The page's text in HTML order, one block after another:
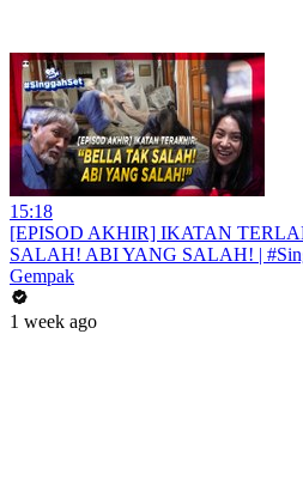
15:18
[EPISOD AKHIR] IKATAN
SALAH! ABI YANG SALAH! |
Gempak
1 week ago